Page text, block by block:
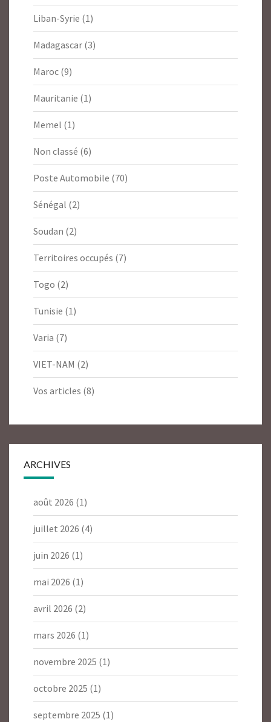
Liban-Syrie (1)
Madagascar (3)
Maroc (9)
Mauritanie (1)
Memel (1)
Non classé (6)
Poste Automobile (70)
Sénégal (2)
Soudan (2)
Territoires occupés (7)
Togo (2)
Tunisie (1)
Varia (7)
VIET-NAM (2)
Vos articles (8)
ARCHIVES
août 2026 (1)
juillet 2026 (4)
juin 2026 (1)
mai 2026 (1)
avril 2026 (2)
mars 2026 (1)
novembre 2025 (1)
octobre 2025 (1)
septembre 2025 (1)